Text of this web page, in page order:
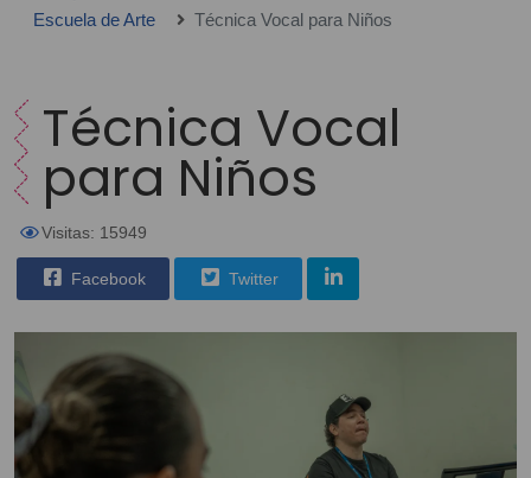
Escuela de Arte
Técnica Vocal para Niños
Técnica Vocal
para Niños
Visitas: 15949
Facebook Twitter